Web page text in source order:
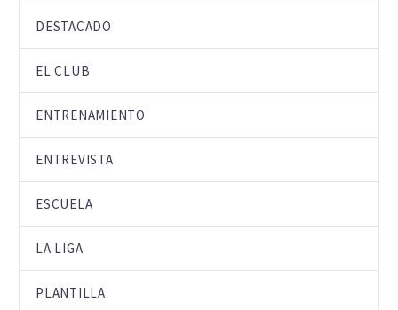
DESTACADO
EL CLUB
ENTRENAMIENTO
ENTREVISTA
ESCUELA
LA LIGA
PLANTILLA